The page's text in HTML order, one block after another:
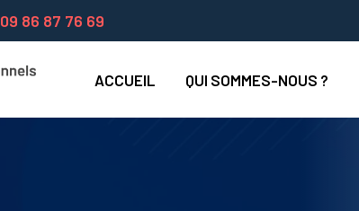
09 86 87 76 69
ACCUEIL QUI SOMMES-NOUS ?